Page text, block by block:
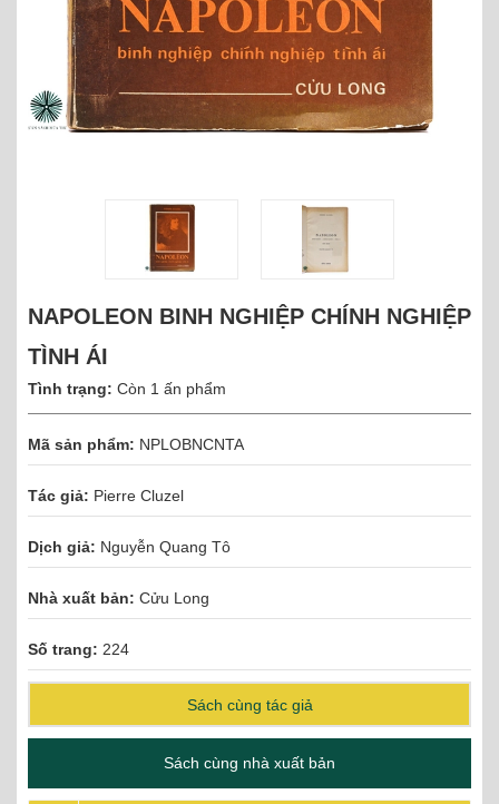
NAPOLEON BINH NGHIỆP CHÍNH NGHIỆP
TÌNH ÁI
Tình trạng: Còn 1 ấn phẩm
Mã sản phẩm: NPLOBNCNTA
Tác giả: Pierre Cluzel
Dịch giả: Nguyễn Quang Tô
Nhà xuất bản: Cửu Long
Số trang: 224
Sách cùng tác giả
Sách cùng nhà xuất bản